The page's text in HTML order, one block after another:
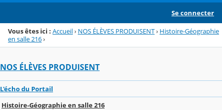
Se connecter
Vous êtes ici : Accueil› NOS ÉLÈVES PRODUISENT› Histoire-Géographie
en salle 216›
NOS ÉLÈVES PRODUISENT
L'écho du Portail
Histoire-Géographie en salle 216